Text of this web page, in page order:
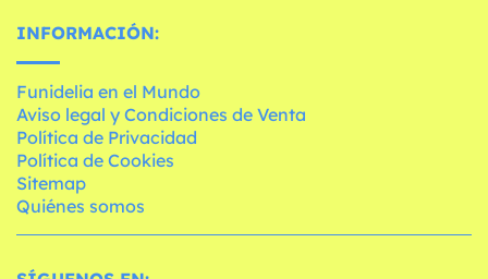
INFORMACIÓN:
Funidelia en el Mundo
Aviso legal y Condiciones de Venta
Política de Privacidad
Política de Cookies
Sitemap
Quiénes somos